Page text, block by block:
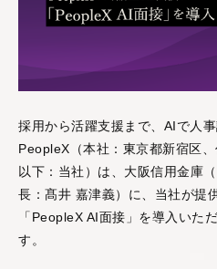
AIロープレ
営業・接客など様々な
採用から活躍支援まで、AIで人
PeopleX（本社：東京都新宿区
以下：当社）は、大阪信用金庫
長：髙井 嘉津義）に、当社が提
「PeopleX AI面接」を導入いた
す。